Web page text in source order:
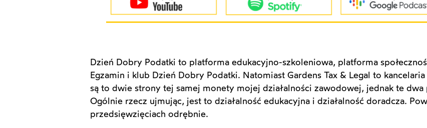
Dzień Dobry Podatki to platforma edukacyjno-szkoleniowa, platforma
Egzamin i klub Dzień Dobry Podatki. Natomiast Gardens Tax & Legal to
są to dwie strony tej samej monety mojej działalności zawodowej, jednak te
Ogólnie rzecz ujmując, jest to działalność edukacyjna i działalność doradcza.
przedsięwzięciach odrębnie.